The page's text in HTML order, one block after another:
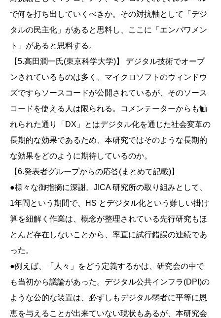
で何を打ち出していくべきか。その対抗軸として「デジ
タルの民主化」があると思料し、ここに「エンパワメン
ト」があると思料する。
【5.高田潤一氏(東京科学大学)】 デジタル技術でオープ
ンされているものは多く、マイクロソフトのウィンドウ
ズですらソースコードが公開されているが、そのソース
コードを使える人は限られる。コメンテーターからも触
れられた通り「DX」とはデジタル化を通じた社会変革の
長期的な効果であるため、本研究ではそのような長期的
な効果をどのように期待しているのか。
【6.発表者グループからの応答(まとめて記載)】
●様々な御指摘に深謝。JICA 研究所の取り組みとして、
1年間という期間で、HS とデジタル化という難しい掛け
算を紐解く作業は、概念が整理されている先行研究もほ
とんど存在しないことから、率直に試行錯誤の連続であ
った。
●例えば、「人々」をどう定義するかは、研究会の中で
も当初から議論があった。デジタル公共インフラ(DPI)の
ような公的な装置は、必ずしもデジタル弱者に平等に恩
恵を与えることが出来ていない現状もあるが、本研究会